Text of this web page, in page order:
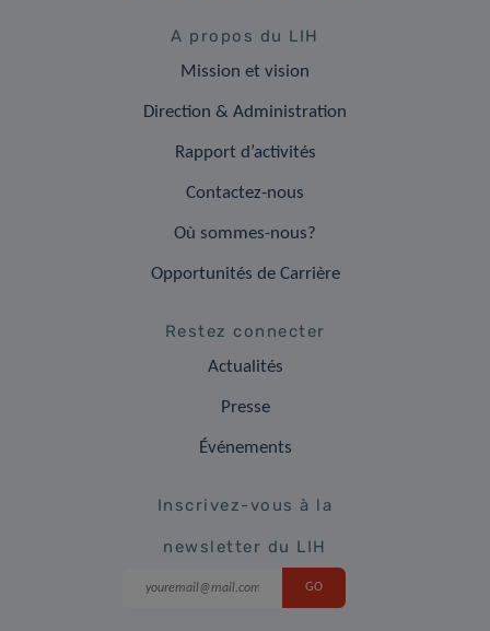
A propos du LIH
Mission et vision
Direction & Administration
Rapport d’activités
Contactez-nous
Où sommes-nous?
Opportunités de Carrière
Restez connecter
Actualités
Presse
Événements
Inscrivez-vous à la
newsletter du LIH